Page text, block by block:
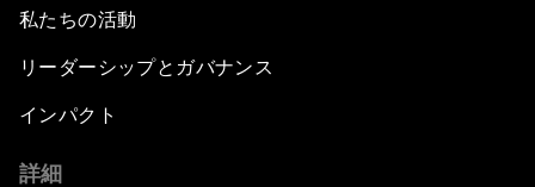
私たちの活動
リーダーシップとガバナンス
インパクト
詳細